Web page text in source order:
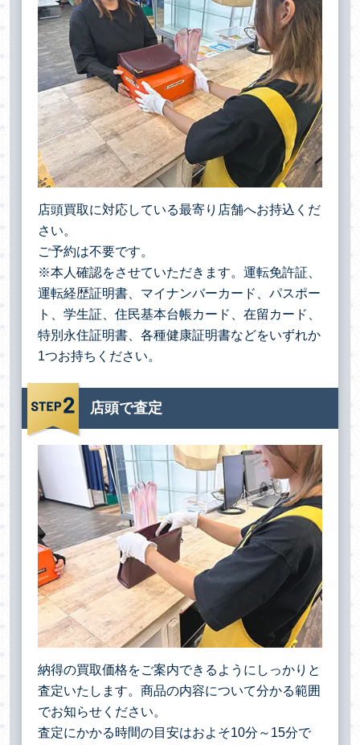
店頭買取に対応している最寄り店舗へお持込くだ
さい。
ご予約は不要です。
※本人確認をさせていただきます。運転免許証、
運転経歴証明書、マイナンバーカード、パスポー
ト、学生証、住民基本台帳カード、在留カード、
特別永住証明書、各種健康証明書などをいずれか
1つお持ちください。
店頭で査定
納得の買取価格をご案内できるようにしっかりと
査定いたします。商品の内容について分かる範囲
でお知らせください。
査定にかかる時間の目安はおよそ10分～15分で